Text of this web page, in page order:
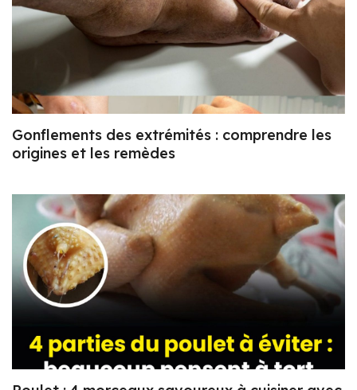
Gonflements des extrémités : comprendre les
origines et les remèdes